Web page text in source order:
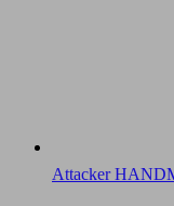
Attacker